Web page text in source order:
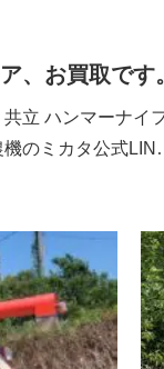
、お買取です
立 ハンマーナイ
機のミカタ公式